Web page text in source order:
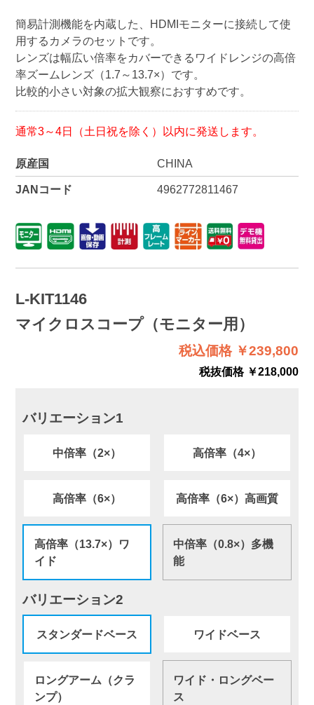
簡易計測機能を内蔵した、HDMIモニターに接続して使
用するカメラのセットです。
レンズは幅広い倍率をカバーできるワイドレンジの高倍
率ズームレンズ（1.7～13.7×）です。
比較的小さい対象の拡大観察におすすめです。
通常3～4日（土日祝を除く）以内に発送します。
原産国 CHINA
JANコード 4962772811467
L-KIT1146
マイクロスコープ（モニター用）
税込価格 ￥239,800
税抜価格 ￥218,000
バリエーション1
中倍率（2×） 高倍率（4×）
高倍率（6×） 高倍率（6×）高画質
高倍率（13.7×）ワ
イド
中倍率（0.8×）多機
能
バリエーション2
スタンダードベース ワイドベース
ロングアーム（クラ
ンプ）
ワイド・ロングベー
ス